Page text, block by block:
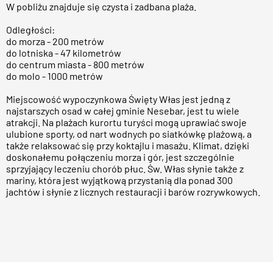
W pobliżu znajduje się czysta i zadbana plaża.
Odległości:
do morza - 200 metrów
do lotniska - 47 kilometrów
do centrum miasta - 800 metrów
do molo - 1000 metrów
Miejscowość wypoczynkowa Święty Włas jest jedną z
najstarszych osad w całej gminie Nesebar, jest tu wiele
atrakcji. Na plażach kurortu turyści mogą uprawiać swoje
ulubione sporty, od nart wodnych po siatkówkę plażową, a
także relaksować się przy koktajlu i masażu. Klimat, dzięki
doskonałemu połączeniu morza i gór, jest szczególnie
sprzyjający leczeniu chorób płuc. Św. Włas słynie także z
mariny, która jest wyjątkową przystanią dla ponad 300
jachtów i słynie z licznych restauracji i barów rozrywkowych.